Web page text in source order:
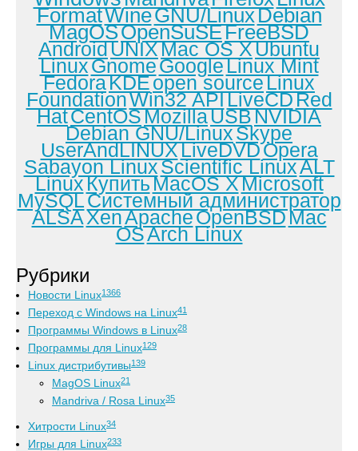
FormatWineGNU/LinuxDebian
MagOSOpenSuSEFreeBSD
AndroidUNIXMac OS XUbuntu
LinuxGnomeGoogleLinux Mint
FedoraKDEopen sourceLinux
FoundationWin32 APILiveCDRed
HatCentOSMozillaUSBNVIDIA
Debian GNU/LinuxSkype
UserAndLINUXLiveDVDOpera
Sabayon LinuxScientific LinuxALT
LinuxКупитьMacOS XMicrosoft
MySQLСистемный администратор
ALSAXenApacheOpenBSDMac
OSArch Linux
Рубрики
Новости Linux1366
Переход с Windows на Linux41
Программы Windows в Linux28
Программы для Linux129
Linux дистрибутивы139
MagOS Linux21
Mandriva / Rosa Linux35
Хитрости Linux34
Игры для Linux233